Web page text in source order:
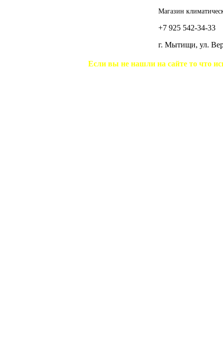
Магазин
+7 925 542-34-33
г. Мытищи, ул.
Если вы не нашли на сайте то что